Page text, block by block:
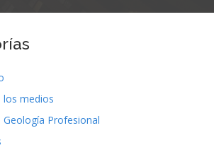
los medios
Geología Profesional